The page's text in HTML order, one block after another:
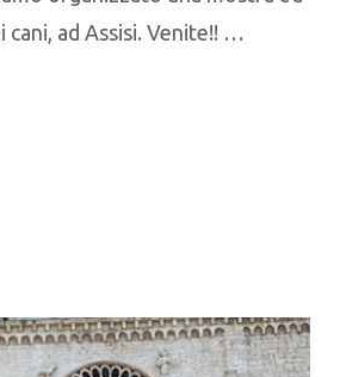
cani, ad Assisi. Venite!! …